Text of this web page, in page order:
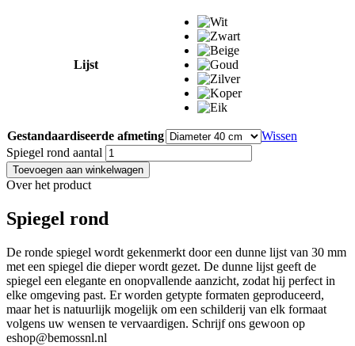
Lijst
Gestandaardiseerde afmeting
Wissen
Spiegel rond aantal
Toevoegen aan winkelwagen
Over het product
Spiegel rond
De ronde spiegel wordt gekenmerkt door een dunne lijst van 30 mm
met een spiegel die dieper wordt gezet. De dunne lijst geeft de
spiegel een elegante en onopvallende aanzicht, zodat hij perfect in
elke omgeving past. Er worden getypte formaten geproduceerd,
maar het is natuurlijk mogelijk om een schilderij van elk formaat
volgens uw wensen te vervaardigen. Schrijf ons gewoon op
eshop@bemossnl.nl